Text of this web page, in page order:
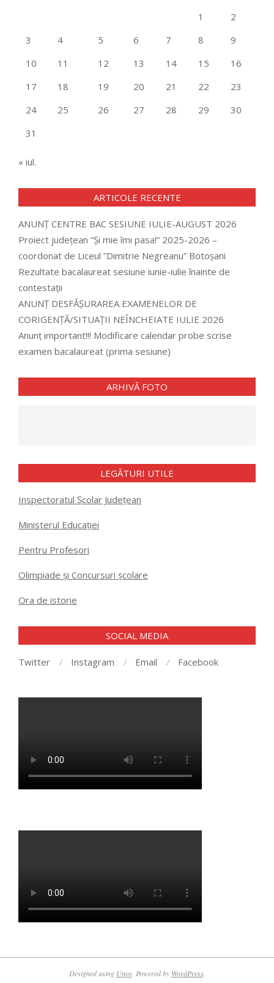
1
2
3
4 5 6 7 8
9
10
11 12 13 14 15
16
17
18 19 20 21 22
23
24
25 26 27 28 29
30
31
« iul.
ARTICOLE RECENTE
ANUNȚ CENTRE BAC SESIUNE IULIE-AUGUST 2026
Proiect județean ”Și mie îmi pasa!” 2025-2026 –
coordonat de Liceul ”Dimitrie Negreanu” Botoșani
Rezultate bacalaureat sesiune iunie-iulie înainte de
contestații
ANUNȚ DESFĂȘURAREA EXAMENELOR DE
CORIGENȚĂ/SITUAȚII NEÎNCHEIATE IULIE 2026
Anunț important!!! Modificare calendar probe scrise
examen bacalaureat (prima sesiune)
ARHIVĂ FOTO
LEGĂTURI UTILE
Inspectoratul Școlar Județean
Ministerul Educației
Pentru Profesori
Olimpiade și Concursuri școlare
Ora de istorie
SOCIAL MEDIA
Twitter Instagram Email Facebook
Designed using Unos. Powered by WordPress.